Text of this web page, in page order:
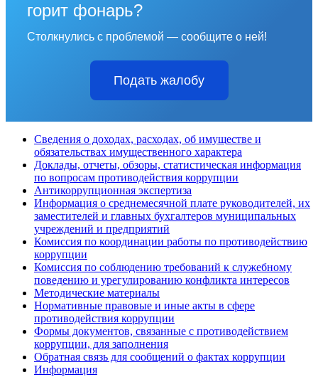
горит фонарь?
Столкнулись с проблемой — сообщите о ней!
Подать жалобу
Сведения о доходах, расходах, об имуществе и
обязательствах имущественного характера
Доклады, отчеты, обзоры, статистическая информация
по вопросам противодействия коррупции
Антикоррупционная экспертиза
Информация о среднемесячной плате руководителей, их
заместителей и главных бухгалтеров муниципальных
учреждений и предприятий
Комиссия по координации работы по противодействию
коррупции
Комиссия по соблюдению требований к служебному
поведению и урегулированию конфликта интересов
Методические материалы
Нормативные правовые и иные акты в сфере
противодействия коррупции
Формы документов, связанные с противодействием
коррупции, для заполнения
Обратная связь для сообщений о фактах коррупции
Информация